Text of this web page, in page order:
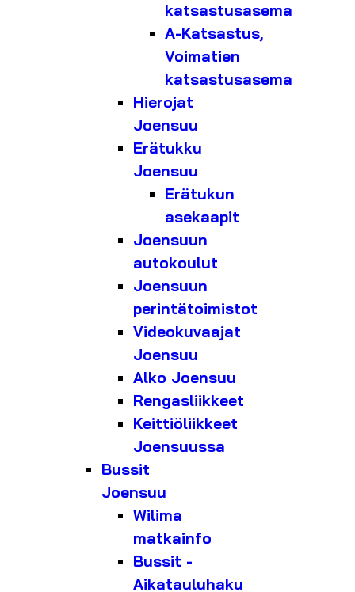
katsastusasema
A-Katsastus,
Voimatien
katsastusasema
Hierojat
Joensuu
Erätukku
Joensuu
Erätukun
asekaapit
Joensuun
autokoulut
Joensuun
perintätoimistot
Videokuvaajat
Joensuu
Alko Joensuu
Rengasliikkeet
Keittiöliikkeet
Joensuussa
Bussit
Joensuu
Wilima
matkainfo
Bussit -
Aikatauluhaku